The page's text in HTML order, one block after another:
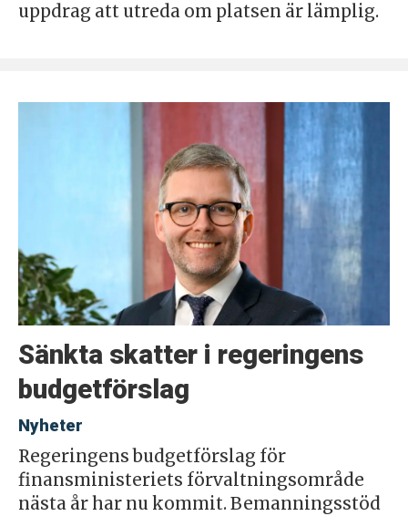
uppdrag att utreda om platsen är lämplig.
Sänkta skatter i regeringens
budgetförslag
Nyheter
Regeringens budgetförslag för
finansministeriets förvaltningsområde
nästa år har nu kommit. Bemanningsstöd